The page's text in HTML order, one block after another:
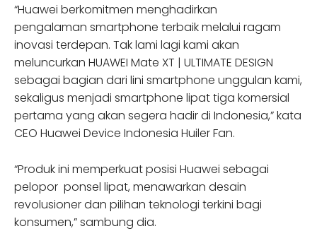
“Huawei berkomitmen menghadirkan
pengalaman smartphone terbaik melalui ragam
inovasi terdepan. Tak lami lagi kami akan
meluncurkan HUAWEI Mate XT | ULTIMATE DESIGN
sebagai bagian dari lini smartphone unggulan kami,
sekaligus menjadi smartphone lipat tiga komersial
pertama yang akan segera hadir di Indonesia,” kata
CEO Huawei Device Indonesia Huiler Fan.
“Produk ini memperkuat posisi Huawei sebagai
pelopor ponsel lipat, menawarkan desain
revolusioner dan pilihan teknologi terkini bagi
konsumen,” sambung dia.